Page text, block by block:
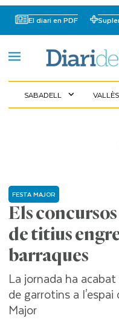
El diari en PDF
SABADELL expand_more VALLÈS
Els
de titius
barraques
FESTA MAJOR
La jornada ha
de garrotins a l'espai
Major